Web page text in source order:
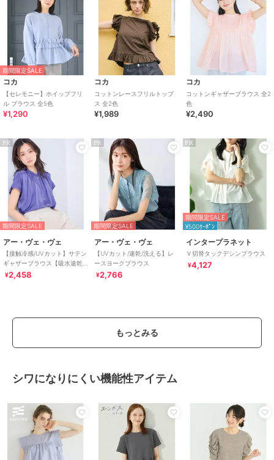
期間限定SALE
コカ
【セレモニー】ホイップフリ
ル ブラウス 全5色
¥1,290
コカ
コットンレースフリルトップ
ス 全2色
¥1,989
コカ
コットンギャザーブラウス 全2
色
¥2,490
PR
期間限定SALE
アー・ヴェ・ヴェ
【接触冷感/UVカット】サテン
ギャザーブラウス【吸水速乾/
イージーケア】
¥2,458
PR
期間限定SALE
アー・ヴェ・ヴェ
【UVカット/速乾/洗える】レ
ースヨークブラウス
¥2,766
PR
期間限定SALE
¥500ｸｰﾎﾟﾝ
インタープラネット
Ｖ切替タックデシンブラウス
¥4,127
もっとみる
シワになりにくい機能性アイテム